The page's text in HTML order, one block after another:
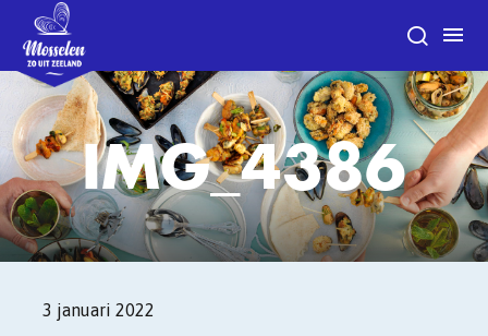
IMG_4386
3 januari 2022